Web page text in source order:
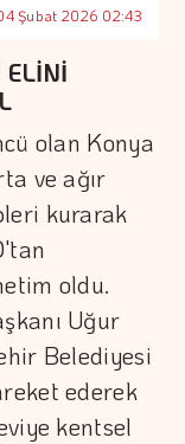
Şubat 2026 02:43
ELİNİ
olan Konya
ve ağır
kurarak
oldu.
Uğur
Belediyesi
ederek
kentsel